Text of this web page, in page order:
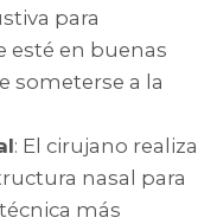
para
esté en buenas
someterse a la
: El cirujano realiza
nasal para
más